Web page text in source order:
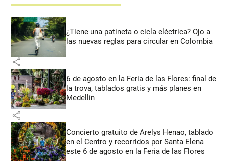
¿Tiene una patineta o cicla eléctrica? Ojo a
las nuevas reglas para circular en Colombia
share
6 de agosto en la Feria de las Flores: final de
la trova, tablados gratis y más planes en
Medellín
share
Concierto gratuito de Arelys Henao, tablado
en el Centro y recorridos por Santa Elena
este 6 de agosto en la Feria de las Flores